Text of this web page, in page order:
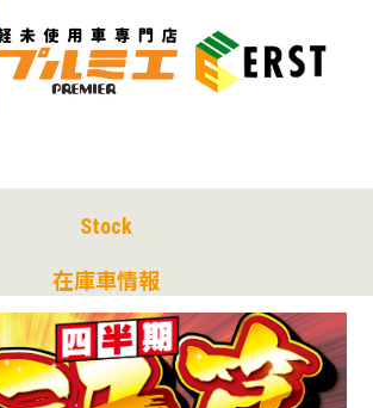
在庫車情報
Stock